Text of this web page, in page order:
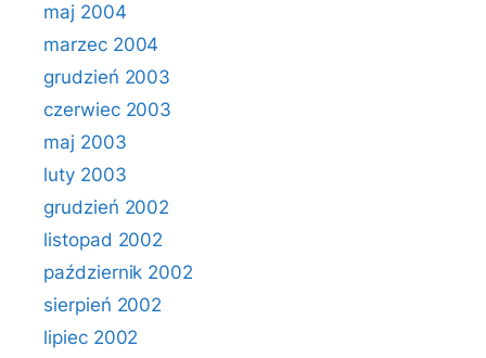
maj 2004
marzec 2004
grudzień 2003
czerwiec 2003
maj 2003
luty 2003
grudzień 2002
listopad 2002
październik 2002
sierpień 2002
lipiec 2002